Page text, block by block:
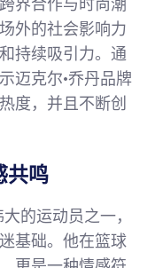
界合作与时尚潮
外的社会影响力
持续吸引力。通
迈克尔·乔丹品牌
度，并且不断创
共鸣
的运动员之一，
基础。他在篮球